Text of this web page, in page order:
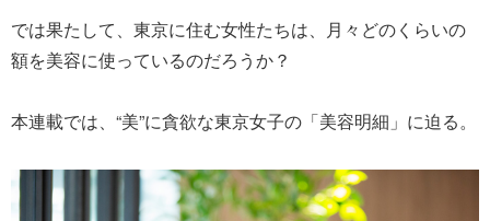
では果たして、東京に住む女性たちは、月々どのくらいの
額を美容に使っているのだろうか？
本連載では、“美”に貪欲な東京女子の「美容明細」に迫る。